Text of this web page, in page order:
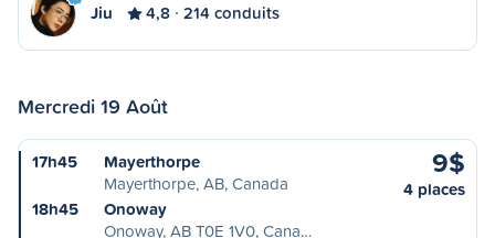
Jiu 4,8 214 conduits
Mercredi 19 Août
17h45
Mayerthorpe
Mayerthorpe, AB, Canada
18h45
Onoway
Onoway, AB T0E 1V0, Cana…
9$
4 places